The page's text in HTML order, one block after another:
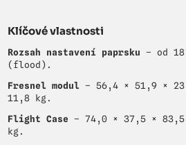
Klíčové vlastnosti
Rozsah nastavení paprsku – od
(flood).
Fresnel modul – 56,4 × 51,9 ×
11,8 kg.
Flight Case – 74,0 × 37,5 × 83,5
kg.